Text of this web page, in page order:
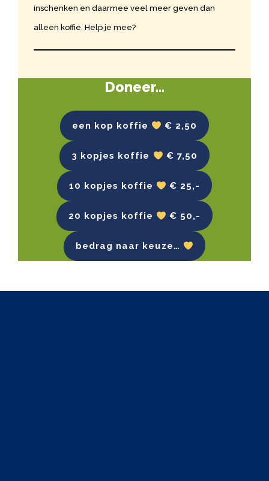
inschenken en daarmee veel meer geven dan
alleen koffie. Help je mee?
Doneer…
een kop koffie € 2,50
3 kopjes koffie € 7,50
10 kopjes koffie € 25,-
20 kopjes koffie € 50,-
bedrag naar keuze…